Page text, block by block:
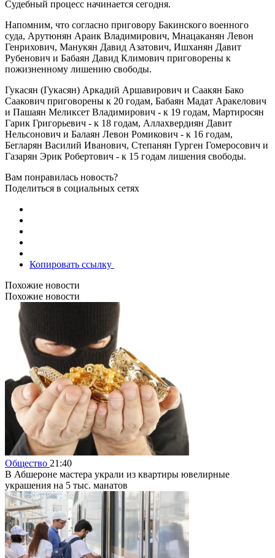
Судебный процесс начинается сегодня.
Напомним, что согласно приговору Бакинского военного
суда, Арутюнян Араик Владимирович, Мнацаканян Левон
Генрихович, Манукян Давид Азатович, Ишханян Давит
Рубенович и Бабаян Давид Климович приговорены к
пожизненному лишению свободы.
Гукасян (Гукасян) Аркадий Аршавирович и Саакян Бако
Саакович приговорены к 20 годам, Бабаян Мадат Аракелович
и Пашаян Меликсет Владимирович - к 19 годам, Мартиросян
Гарик Григорьевич - к 18 годам, Аллахвердиян Давит
Нельсонович и Балаян Левон Ромикович - к 16 годам,
Бегларян Василий Иванович, Степанян Гурген Гомеросович и
Газарян Эрик Робертович - к 15 годам лишения свободы.
Вам понравилась новость?
Поделиться в социальных сетях
Копировать ссылку
Похожие новости
Похожие новости
Общество 21:40
В Абшероне мастера украли из квартиры ювелирные
украшения на 5 тыс. манатов